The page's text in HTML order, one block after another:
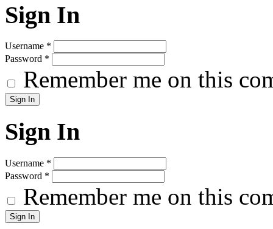
Sign In
Username *
Password *
Remember me on this
Sign In
Username *
Password *
Remember me on this